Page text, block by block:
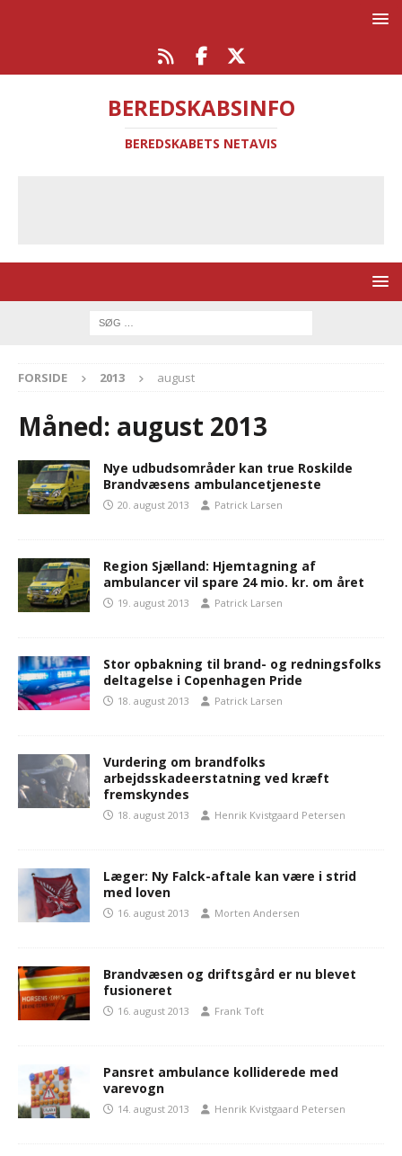
BEREDSKABSINFO
BEREDSKABETS NETAVIS
FORSIDE 2013 august
Måned: august 2013
Nye udbudsområder kan true Roskilde
Brandvæsens ambulancetjeneste
20. august 2013 Patrick Larsen
Region Sjælland: Hjemtagning af
ambulancer vil spare 24 mio. kr. om året
19. august 2013 Patrick Larsen
Stor opbakning til brand- og redningsfolks
deltagelse i Copenhagen Pride
18. august 2013 Patrick Larsen
Vurdering om brandfolks
arbejdsskadeerstatning ved kræft
fremskyndes
18. august 2013 Henrik Kvistgaard Petersen
Læger: Ny Falck-aftale kan være i strid
med loven
16. august 2013 Morten Andersen
Brandvæsen og driftsgård er nu blevet
fusioneret
16. august 2013 Frank Toft
Pansret ambulance kolliderede med
varevogn
14. august 2013 Henrik Kvistgaard Petersen